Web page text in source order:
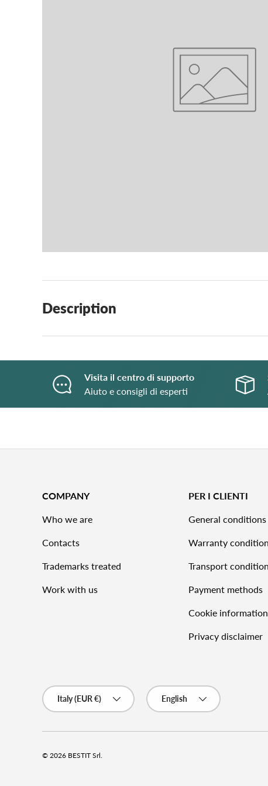
Description
Visita il centro di supporto
Aiuto e consigli di esperti
COMPANY
Who we are
Contacts
Trademarks treated
Work with us
PER I CLIENTI
General conditions
Warranty
Transport
Payment methods
Cookie information
Privacy disclaimer
Country/Region
Italy (EUR €)
Language
English
© 2026 BESTIT Srl.